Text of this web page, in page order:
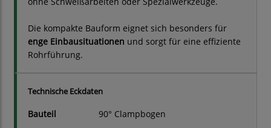
Die kompakte Bauform eignet sich besonders für
enge Einbausituationen und sorgt für eine effiziente
Rohrführung.
Technische Eckdaten
Bauteil
90° Clampbogen